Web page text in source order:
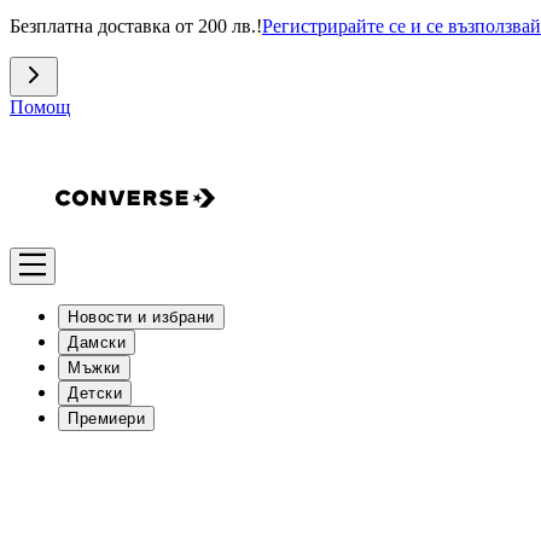
Безплатна доставка от 200 лв.!Регистрирайте се и се
Помощ
Новости и избрани
Дамски
Мъжки
Детски
Премиери